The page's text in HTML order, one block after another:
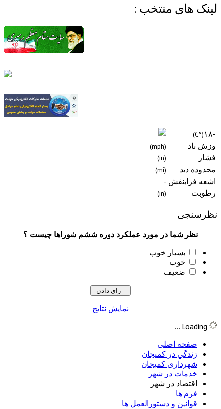
های منتخب :
(mph)
دید (mi)
-
(in)
شما در مورد عملکرد دوره ششم شوراها چیست ؟
بسیار خوب
خوب
ضعیف
نمایش نتایج
اصلی
در كميجان
کمیجان
در شهر
در شهر
ها
و دستورالعمل ها